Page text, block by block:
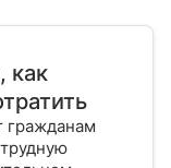
как
гражданам